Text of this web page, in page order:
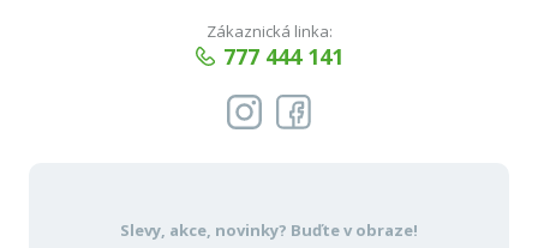
Zákaznická linka:
777 444 141
Slevy, akce, novinky? Buďte v obraze!